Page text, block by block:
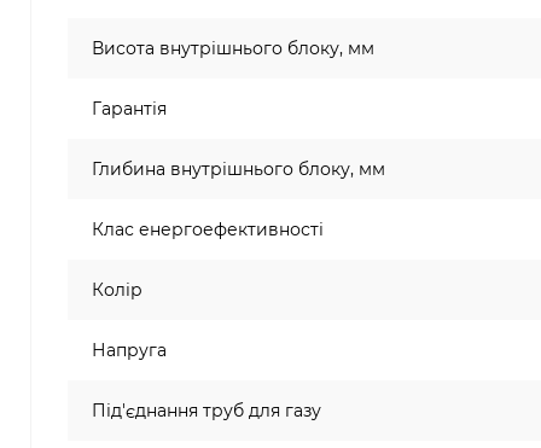
Висота внутрішнього блоку, мм
Гарантія
Глибина внутрішнього блоку, мм
Клас енергоефективності
Колір
Напруга
Під'єднання труб для газу